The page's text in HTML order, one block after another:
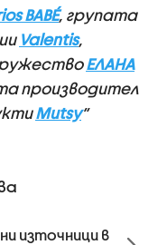
BABÉ, групата
Valentis,
ЕЛАНА
производител
Mutsy“
източници в